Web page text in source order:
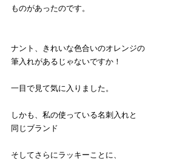
ものがあったのです。
ナント、きれいな色合いのオレンジの
筆入れがあるじゃないですか！
一目で見て気に入りました。
しかも、私の使っている名刺入れと
同じブランド
そしてさらにラッキーことに、